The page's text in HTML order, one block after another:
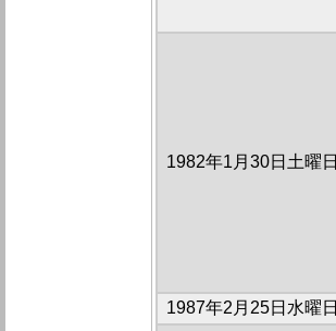
1982年1月30日土曜日
1987年2月25日水曜日